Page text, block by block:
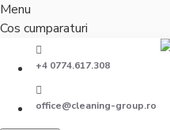
Menu
Cos cumparaturi
+4 0774.617.308
office@cleaning-group.ro